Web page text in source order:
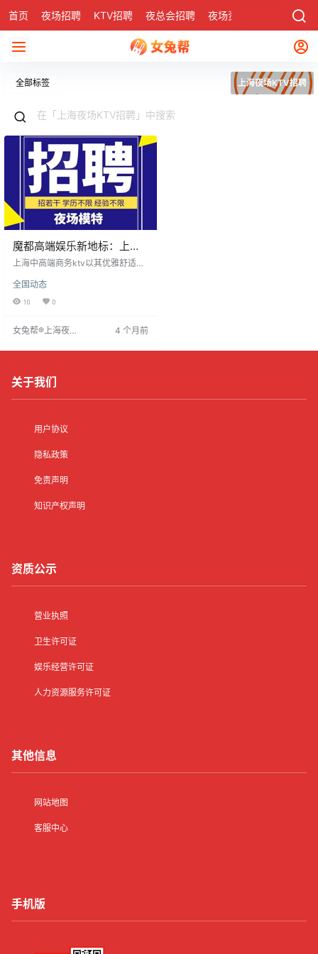
首页 夜场招聘 KTV招聘 夜总会招聘 夜场资讯 社区
全部标签 上海夜场KTV招聘
魔都高端娱乐新地标：上海
中高端商务ktv引领时尚风潮
上海中高端商务ktv以其优雅舒适的
接待与娱乐聚会的理想场所，吸引
大量客户，也吸引创业者。该场所
剧，消费者更注重体验，人才需求
质佳、语言表达能力强，负责客户
全国动态
10 0
女兔帮®上海夜场
4 个月前
关于我们
用户协议
隐私政策
免责声明
知识产权声明
资质公示
营业执照
卫生许可证
娱乐经营许可证
人力资源服务许可证
其他信息
网站地图
客服中心
手机版